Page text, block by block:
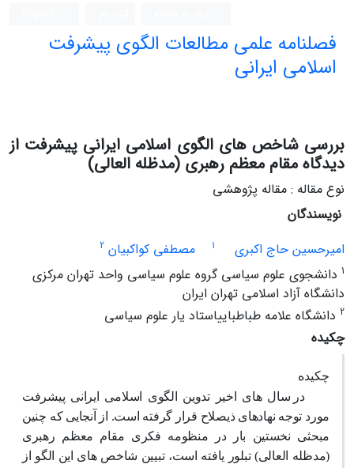
فصلنامه علمی مطالعات الگوی پیشرفت
اسلامی ایرانی
بررسی شاخص های الگوی اسلامی ایرانی پیشرفت از
دیدگاه مقام معظم رهبری (مدظله العالی)
نوع مقاله : مقاله پژوهشی
نویسندگان
امیرحسین حاج اکبری
1 مصطفی کواکبیان 2
1 دانشجوی علوم سیاسی گروه علوم سیاسی واحد تهران مرکزی
دانشگاه آزاد اسلامی تهران ایران
2 دانشگاه علامه طباطباییاستاد یار علوم سیاسی
چکیده
چکیده
در سال های اخیر تدوین الگوی اسلامی ایرانی پیشرفت
مورد توجه نهادهای ذیصلاح قرار گرفته است. از آنجایی که چنین
مبحثی نخستین بار در منظومه فکری مقام معظم رهبری
(مدظله العالی) تبلور یافته است، تبیین شاخص های این الگو از